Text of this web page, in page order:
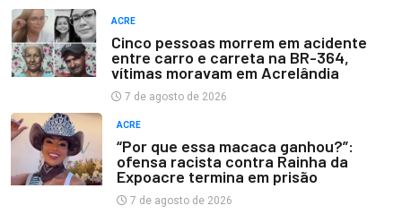
ACRE
Cinco pessoas morrem em acidente
entre carro e carreta na BR-364,
vítimas moravam em Acrelândia
7 de agosto de 2026
ACRE
“Por que essa macaca ganhou?”:
ofensa racista contra Rainha da
Expoacre termina em prisão
7 de agosto de 2026